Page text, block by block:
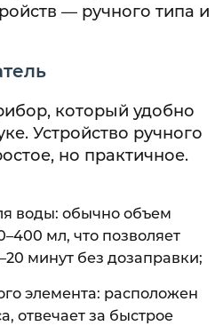
— ручного типа и
который удобно
Устройство ручного
но практичное.
воды: обычно объем
мл, что позволяет
минут без дозаправки;
элемента: расположен
отвечает за быстрое